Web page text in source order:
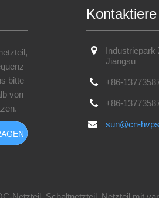
bitte
von
Industriepark
Jiangsu
+86-
+86-
sun@cn-